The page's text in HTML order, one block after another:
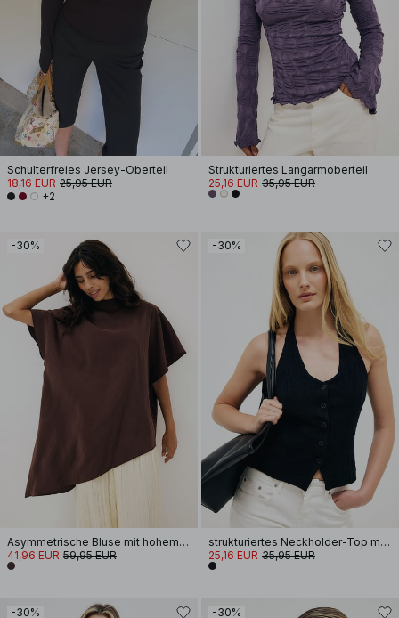
Schulterfreies Jersey-Oberteil
18,16 EUR 25,95 EUR
+2
Strukturiertes Langarmoberteil
25,16 EUR 35,95 EUR
-30%
Asymmetrische Bluse mit hohem Kragen
41,96 EUR 59,95 EUR
-30%
strukturiertes Neckholder-Top mit Knöpfen
25,16 EUR 35,95 EUR
-30% -30%